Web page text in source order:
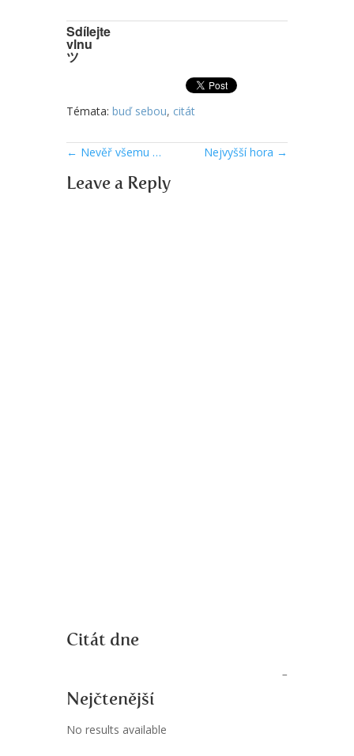
Sdílejte
vlnu
ツ
Témata: buď sebou, citát
← Nevěř všemu … Nejvyšší hora →
Leave a Reply
Citát dne
Nejčtenější
No results available